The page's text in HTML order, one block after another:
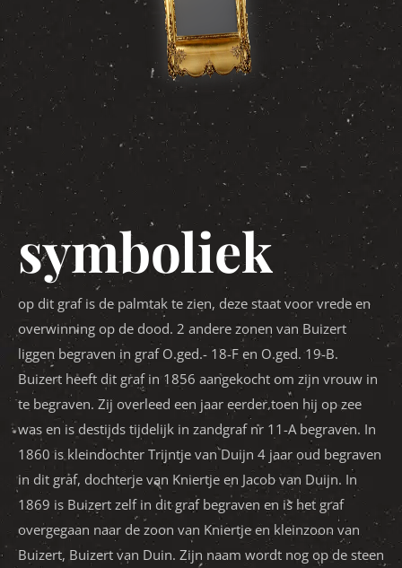
symboliek
op dit graf is de palmtak te zien, deze staat voor vrede en
overwinning op de dood. 2 andere zonen van Buizert
liggen begraven in graf O.ged.- 18-F en O.ged. 19-B.
Buizert heeft dit graf in 1856 aangekocht om zijn vrouw in
te begraven. Zij overleed een jaar eerder toen hij op zee
was en is destijds tijdelijk in zandgraf nr 11-A begraven. In
1860 is kleindochter Trijntje van Duijn 4 jaar oud begraven
in dit graf, dochterje van Kniertje en Jacob van Duijn. In
1869 is Buizert zelf in dit graf begraven en is het graf
overgegaan naar de zoon van Kniertje en kleinzoon van
Buizert, Buizert van Duin. Zijn naam wordt nog op de steen